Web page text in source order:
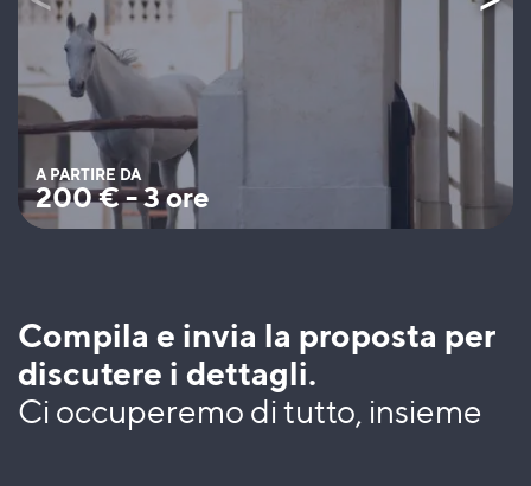
A PARTIRE DA
200€-3 ore
Compila e invia la proposta per
discutere i dettagli.
Ci occuperemo di tutto, insieme